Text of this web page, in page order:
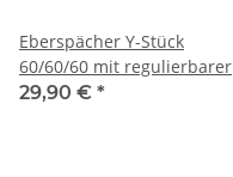
Eberspächer Y-Stück
60/60/60 mit regulierbarer
Klappe
29,90 € *